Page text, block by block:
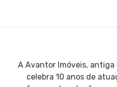
A Avantor Imóveis,
celebra 10 anos de